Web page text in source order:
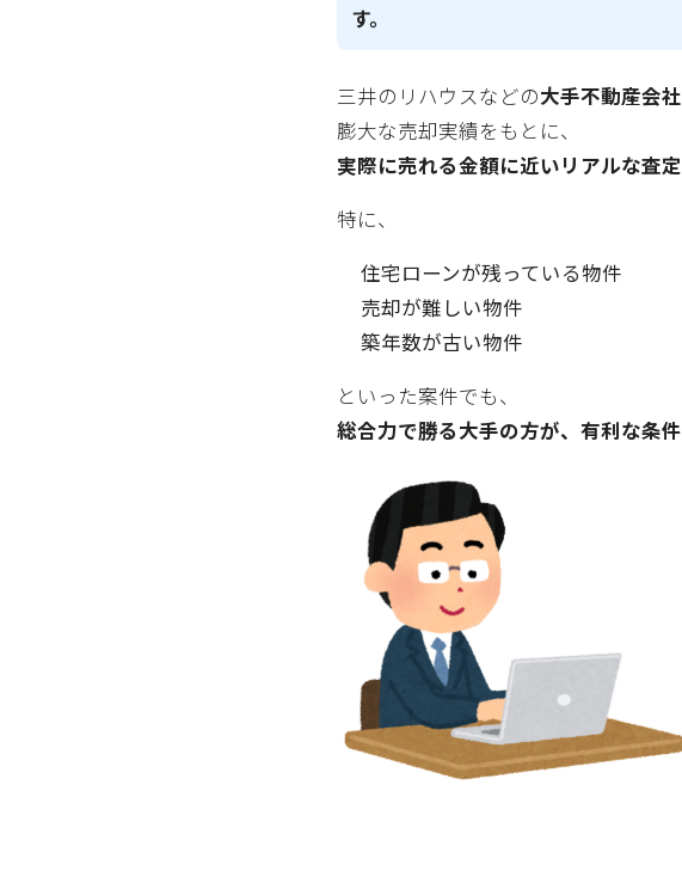
す。
三井のリハウスなどの大手不動産会社
膨大な売却実績をもとに、
実際に売れる金額に近いリアルな査
特に、
住宅ローンが残っている物件
売却が難しい物件
築年数が古い物件
といった案件でも、
総合力で勝る大手の方が、有利な条